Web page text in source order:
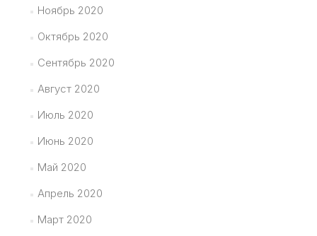
Ноябрь 2020
Октябрь 2020
Сентябрь 2020
Август 2020
Июль 2020
Июнь 2020
Май 2020
Апрель 2020
Март 2020